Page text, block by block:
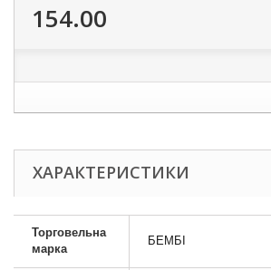
154.00
ХАРАКТЕРИСТИКИ
Торговельна
марка
БЕМБІ